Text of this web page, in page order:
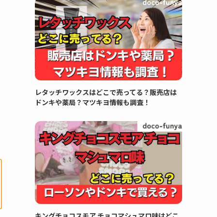
レタッチワックスはどこで売ってる？販売店は
ドンキや薬局？マツキヨ情報も調査！